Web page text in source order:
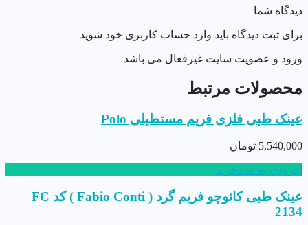
دیدگاه شما
برای ثبت دیدگاه باید وارد حساب کاربری خود شوید
ورود و عضویت سایت غیرفعال می باشد
محصولات مرتبط
عینک طبی فلزی فریم مستطیلی Polo
5,540,000 تومان
افزودن به سبدخرید
عینک طبی کائوچو فریم گرد ( Fabio Conti ) کد FC
2134